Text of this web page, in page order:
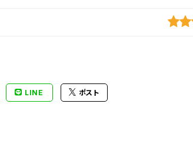
LINE ポスト